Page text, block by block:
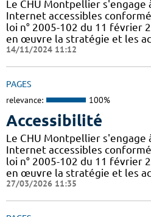
Le CHU Montpellier s'engage
Internet accessibles
loi n° 2005-102 du 11 février
en œuvre la stratégie et les
14/11/2024 11:12
PAGES
relevance: 100%
Accessibilité
Le CHU Montpellier s'engage
Internet accessibles
loi n° 2005-102 du 11 février
en œuvre la stratégie et les
27/03/2026 11:35